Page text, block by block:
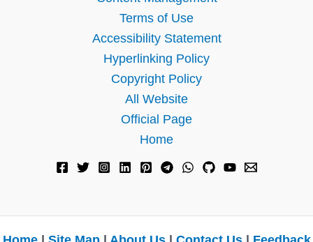
Terms of Use
Accessibility Statement
Hyperlinking Policy
Copyright Policy
All Website
Official Page
Home